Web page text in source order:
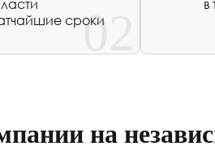
сроки
02
в
на